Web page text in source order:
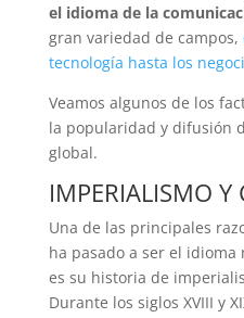
el idioma de la
gran variedad de campos,
tecnología hasta los
Veamos algunos de los
la popularidad y difusión
global.
IMPERIALISMO
Una de las principales
ha pasado a ser el
es su historia de
Durante los siglos XVIII y